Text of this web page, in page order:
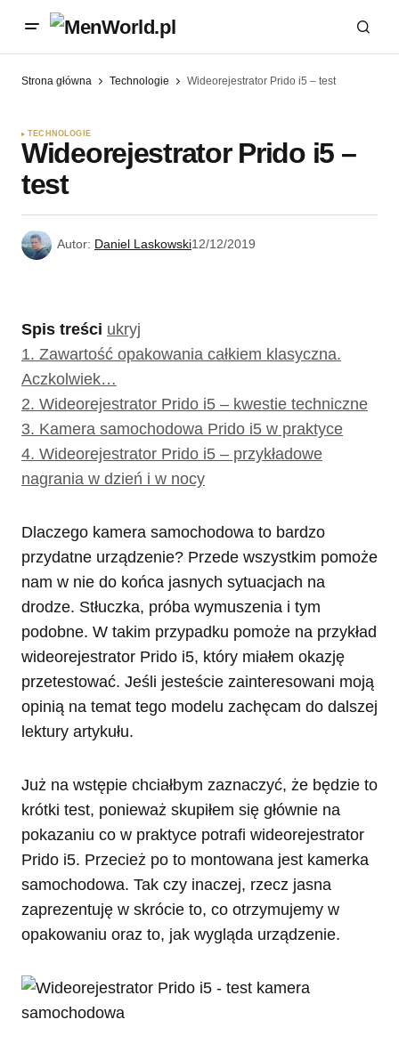
Strona główna Technologie Wideorejestrator Prido i5 – test
TECHNOLOGIE
Wideorejestrator Prido i5 –
test
Autor: Daniel Laskowski12/12/2019
Spis treści ukryj
1. Zawartość opakowania całkiem klasyczna.
Aczkolwiek…
2. Wideorejestrator Prido i5 – kwestie techniczne
3. Kamera samochodowa Prido i5 w praktyce
4. Wideorejestrator Prido i5 – przykładowe
nagrania w dzień i w nocy
Dlaczego kamera samochodowa to bardzo
przydatne urządzenie? Przede wszystkim pomoże
nam w nie do końca jasnych sytuacjach na
drodze. Stłuczka, próba wymuszenia i tym
podobne. W takim przypadku pomoże na przykład
wideorejestrator Prido i5, który miałem okazję
przetestować. Jeśli jesteście zainteresowani moją
opinią na temat tego modelu zachęcam do dalszej
lektury artykułu.
Już na wstępie chciałbym zaznaczyć, że będzie to
krótki test, ponieważ skupiłem się głównie na
pokazaniu co w praktyce potrafi wideorejestrator
Prido i5. Przecież po to montowana jest kamerka
samochodowa. Tak czy inaczej, rzecz jasna
zaprezentuję w skrócie to, co otrzymujemy w
opakowaniu oraz to, jak wygląda urządzenie.